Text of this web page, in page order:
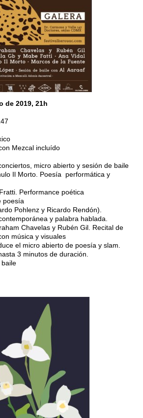
de 2019, 21h
Mezcal incluído
micro abierto y sesión de baile
Il Morto. Poesía performática y
Performance poética
poesía
Pohlenz y Ricardo Rendón).
y palabra hablada.
Chavelas y Rubén Gil. Recital de
música y visuales
el micro abierto de poesía y slam.
3 minutos de duración.
baile